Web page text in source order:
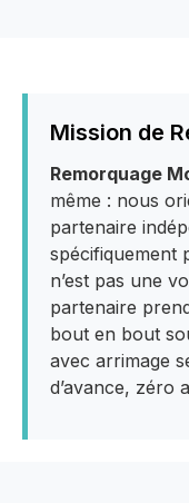
Mission de
Remorquage
même : nous
partenaire
spécifiquement
n’est pas une
partenaire
bout en bout
avec arrimage
d’avance, zéro